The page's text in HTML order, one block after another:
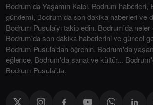
Bodrum'da Yaşamın Kalbi. Bodrum haberleri,
gündemi, Bodrum'da son dakika haberleri ve
Bodrum Pusula'yı takip edin. Bodrum'da neler
Bodrum'da son dakika haberlerini ve güncel
Bodrum Pusula'dan öğrenin. Bodrum'da
eğlence, Bodrum'da sanat ve kültür...
Bodrum Pusula'da.